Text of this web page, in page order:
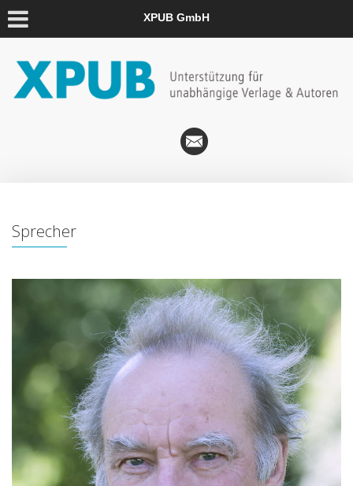
XPUB GmbH
Sprecher